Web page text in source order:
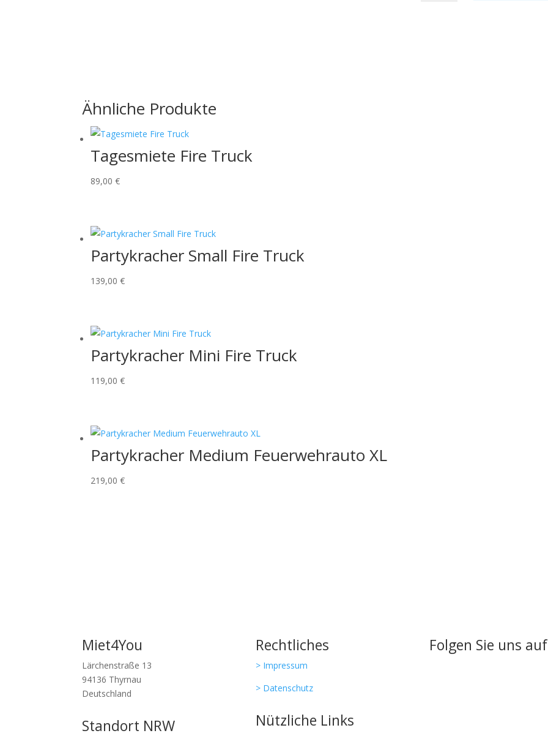
Ähnliche Produkte
Tagesmiete Fire Truck
89,00€
Partykracher Small Fire Truck
139,00€
Partykracher Mini Fire Truck
119,00€
Partykracher Medium Feuerwehrauto XL
219,00€
Miet4You
Lärchenstraße 13
94136 Thyrnau
Deutschland
Standort NRW
Rechtliches
> Impressum
> Datenschutz
Nützliche Links
Folgen Sie uns